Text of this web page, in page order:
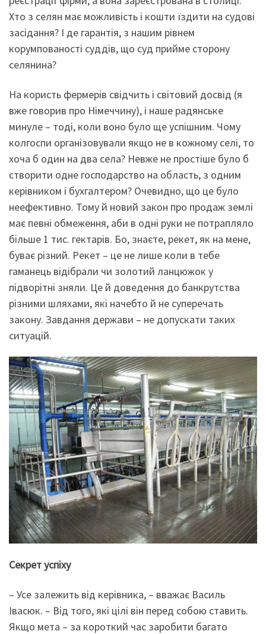
Хто з селян має можливість і кошти їздити на судові
засідання? І де гарантія, з нашим рівнем
корумпованості суддів, що суд прийме сторону
селянина?
На користь фермерів свідчить і світовий досвід (я
вже говорив про Німеччину), і наше радянське
минуле – тоді, коли воно було ще успішним. Чому
колгоспи організовували якщо не в кожному селі, то
хоча б один на два села? Невже не простіше було б
створити одне господарство на область, з одним
керівником і бухгалтером? Очевидно, що це було
неефективно. Тому й новий закон про продаж землі
має певні обмеження, аби в одні руки не потрапляло
більше 1 тис. гектарів. Бо, знаєте, рекет, як на мене,
буває різний. Рекет – це не лише коли в тебе
гаманець відібрали чи золотий ланцюжок у
підворітні зняли. Це й доведення до банкрутства
різними шляхами, які начебто й не суперечать
закону. Завдання держави – не допускати таких
ситуацій.
Секрет успіху
– Усе залежить від керівника, – вважає Василь
Івасюк. – Від того, які цілі він перед собою ставить.
Якщо мета – за короткий час заробити багато